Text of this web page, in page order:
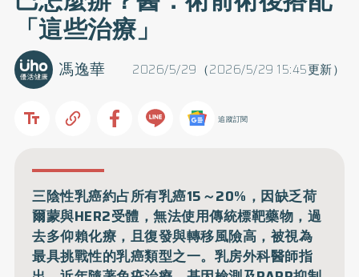
「這些治療」
2026/5/29（2026/5/29 15:45更新）
馮逸華
追蹤訂閱
三陰性乳癌約占所有乳癌15～20%，因缺乏荷
爾蒙與HER2受體，無法使用傳統標靶藥物，過
去多仰賴化療，且復發與轉移風險高，被視為
最具挑戰性的乳癌類型之一。乳房外科醫師指